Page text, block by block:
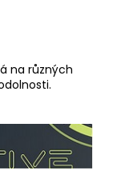
na různých